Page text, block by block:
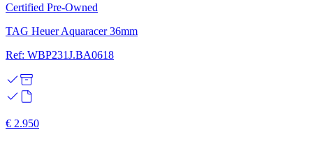
Certified Pre-Owned
TAG Heuer Aquaracer 36mm
Ref: WBP231J.BA0618
€ 2.950